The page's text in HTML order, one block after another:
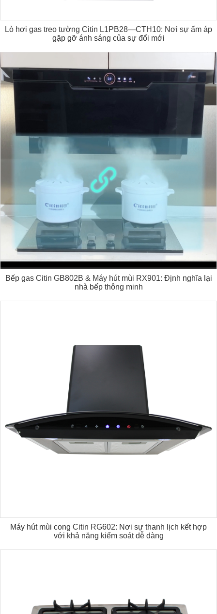
Lò hơi gas treo tường Citin L1PB28—CTH10: Nơi sự ấm áp
gặp gỡ ánh sáng của sự đổi mới
Bếp gas Citin GB802B & Máy hút mùi RX901: Định nghĩa lại
nhà bếp thông minh
Máy hút mùi cong Citin RG602: Nơi sự thanh lịch kết hợp
với khả năng kiểm soát dễ dàng